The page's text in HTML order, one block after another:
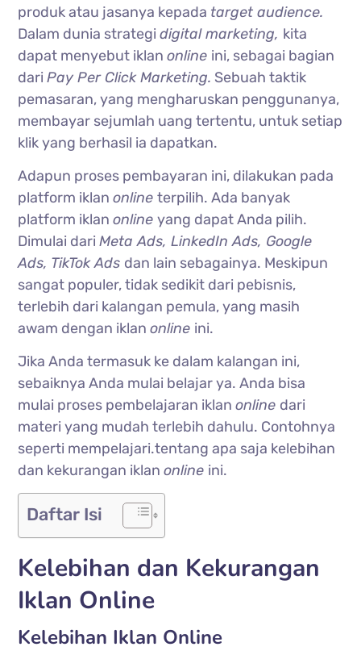
produk atau jasanya kepada target audience.
Dalam dunia strategidigital marketing, kita
dapat menyebut iklanonline ini, sebagai bagian
dariPay Per Click Marketing. Sebuah taktik
pemasaran, yang mengharuskan penggunanya,
membayar sejumlah uang tertentu, untuk setiap
klik yang berhasil ia dapatkan.
Adapun proses pembayaran ini, dilakukan pada
platform iklanonlineterpilih. Ada banyak
platform iklanonlineyang dapat Anda pilih.
Dimulai dariMeta Ads, LinkedIn Ads, Google
Ads, TikTok Ads dan lain sebagainya. Meskipun
sangat populer, tidak sedikit dari pebisnis,
terlebih dari kalangan pemula, yang masih
awam dengan iklanonline ini.
Jika Anda termasuk ke dalam kalangan ini,
sebaiknya Anda mulai belajar ya. Anda bisa
mulai proses pembelajaran iklanonline dari
materi yang mudah terlebih dahulu. Contohnya
seperti mempelajari.tentang apa saja kelebihan
dan kekurangan iklanonline ini.
Daftar Isi
Kelebihan dan Kekurangan
Iklan Online
Kelebihan Iklan Online